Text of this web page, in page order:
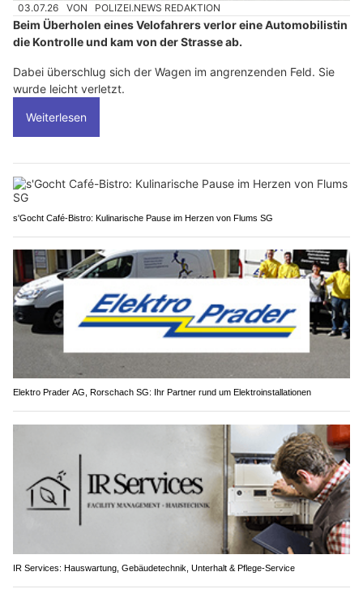
03.07.26 VON POLIZEI.NEWS REDAKTION
Beim Überholen eines Velofahrers verlor eine Automobilistin
die Kontrolle und kam von der Strasse ab.
Dabei überschlug sich der Wagen im angrenzenden Feld. Sie
wurde leicht verletzt.
Weiterlesen
s'Gocht Café-Bistro: Kulinarische Pause im Herzen von Flums SG
Elektro Prader AG, Rorschach SG: Ihr Partner rund um Elektroinstallationen
IR Services: Hauswartung, Gebäudetechnik, Unterhalt & Pflege-Service